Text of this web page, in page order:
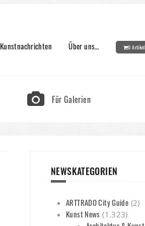
Kunstnachrichten Über uns… 0
Für Galerien
NEWSKATEGORIEN
ARTTRADO City Guide (2)
Kunst News (1.323)